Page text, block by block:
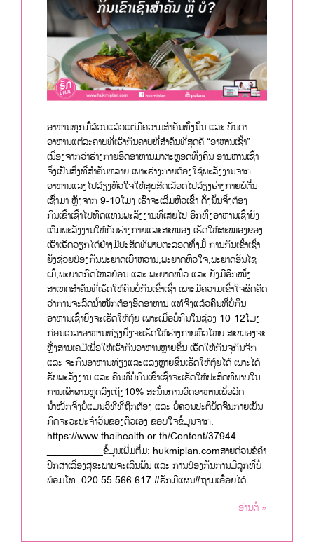
ອາຫານທຸກມື້ລ້ວນແລ້ວແຕ່ມີຄວາມສຳຄັນທັ້ງນັ້ນ ແລະ ບັນດາ
ອາຫານແຕ່ລະຄາບທີ່ເຮົາກິນຄາບທີ່ສຳຄັນທີ່ສຸດຄື “ອາຫານເຊົ້າ”
ເນື່ອງຈາກວ່າຮ່າງກາຍອົດອາຫານມາຕະຫຼອດທັ້ງຄືນ ອານຫານເຊົ້າ
ຈິ່ງເປັນສິ່ງທີ່ສໍາຄັນຫລາຍ ເພາະຮ່າງກາຍຕ້ອງໃຊ້ພະລັງງານຈາກ
ອາຫານແລງໄປລ້ຽງຫົວໃຈໃຫ້ສູບສີດເລືອດໄປລ້ຽງຮ່າງກາຍພໍຕື່ນ
ເຊົ້າມາ ຫຼັງຈາກ 9-10ໂມງ ເຮົາຈະເລີ່ມຫິວເຂົ້າ ດັ່ງນັ້ນຈິ່ງຕ້ອງ
ກິນເຂົ້າເຊົ້າໄປທົດແທນພະລັງງານທີ່ເສຍໄປ ອີກທັ້ງອາຫານເຊົ້າຍັງ
ເຕີມພະລັງງານໃຫ້ກັບຮ່າງກາຍແລະສະໝອງ ເຮັດໃຫ້ສະໝອງຂອງ
ເຮົາເຮັດວຽກໄດ້ຢ່າງມີປະສິດທິພາບຕະລອດທັ້ງມື້ ການກິນເຂົ້າເຊົ້າ
ຍັງຊ່ວຍປ້ອງກັນພະຍາດເບົາຫວານ,ພະຍາດຫົວໃຈ,ພະຍາດອັນໄຊ
ເມິ້,ພະຍາດກົດໄຫລຍ້ອນ ແລະ ພະຍາດໜິ້ວ ແລະ ຍັງມີອີກໜຶ່ງ
ສາເຫດສຳຄັນທີ່ເຮັດໃຫ້ຄົນບໍ່ກິນເຂົ້າເຊົ້າ ເພາະມີຄວາມເຂົ້າໃຈຜິດຄິດ
ວ່າການຈະລົດນ້ຳໜັກຕ້ອງອົດອາຫານ ແທ້ຈິງແລ້ວຄົນທີ່ບໍ່ກິນ
ອາຫານເຊົ້າຍິ່ງຈະເຮັດໃຫ້ຕຸ້ຍ ເພາະເມື່ອບໍ່ກິນໃນຊ່ວງ 10-12ໂມງ
ກ່ອນເວລາອາຫານທ່ຽງຍິ່ງຈະເຮັດໃຫ້ຮ່າງກາຍຫິວໂຫຍ ສະໝອງຈະ
ຫຼັ່ງສານເຄມີເພື່ອໃຫ້ເຮົາກິນອາຫານຫຼາຍຂຶ້ນ ເຮັດໃຫ້ກິນຈຸກິນຈິກ
ແລະ ຈະກິນອາຫານທ່ຽງແລະແລງຫຼາຍຂຶ້ນເຮັດໃຫ້ຕຸ້ຍໄດ້ ເພາະໄດ້
ຮັບພະລັງງານ ແລະ ຄົນທີ່ບໍ່ກິນເຂົ້າເຊົ້າຈະເຮັດໃຫ້ປະສິດທິພາບໃນ
ການເຜົາຜານຫຼຸດລົງເຖິງ10% ສະນັ້ນການອົດອາຫານເພຶ່ອລົດ
ນໍ້າໜັກຈິ່ງບໍ່ແມນວິທີທີ່ຖືກຕ້ອງ ແລະ ບໍ່ຄວນປະຕິບັດຈົນກາຍເປັນ
ກິດຈະວະປະຈຳວັນຂອງຕົວເອງ ຂອບໃຈຂໍ້ມູນຈາກ:
https://www.thaihealth.or.th/Content/37944-
__________ຂໍ້ມູນເພີ່ມຕື່ມ: hukmiplan.comສາຍດ່ວນຂໍຄຳ
ປຶກສາເລື່ອງສຸຂະພາບຈະເລີນພັນ ແລະ ການປ້ອງກັນການມີລູກທີ່ບໍ່
ພ້ອມໂທ: 020 55 566 617 #ຮັກມີແຜນ#ຖາມເອື້ອຍໄດ້
ອ່ານຕໍ່ »